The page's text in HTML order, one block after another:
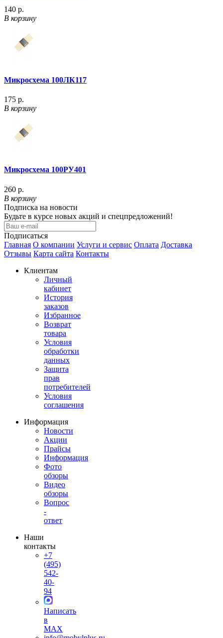
140 р.
В корзину
Микросхема 100ЛК117
175 р.
В корзину
Микросхема 100РУ401
260 р.
В корзину
Подписка на новости
Будьте в курсе новых акций и спецпредложений!
Подписаться
Главная О компании Услуги и сервис Оплата Доставка
Отзывы Карта сайта Контакты
Клиентам
Личный
кабинет
История
заказов
Избранное
Возврат
товара
Условия
обработки
данных
Защита
прав
потребителей
Условия
соглашения
Информация
Новости
Акции
Прайсы
Информация
Фото
обзоры
Видео
обзоры
Вопрос
-
ответ
Наши
контакты
+7
(495)
542-
40-
94
Написать
в
MAX